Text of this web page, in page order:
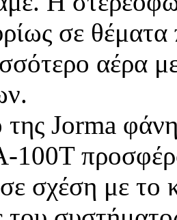
σε
αέρα
Jorma
100T
σε σχέση με